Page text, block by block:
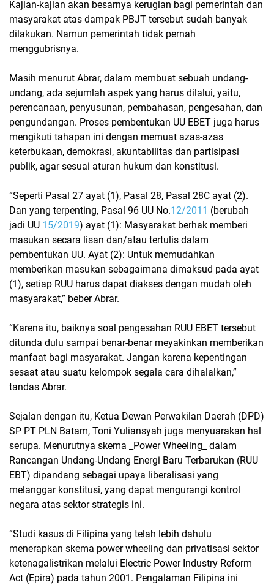
Kajian-kajian akan besarnya kerugian bagi pemerintah dan
masyarakat atas dampak PBJT tersebut sudah banyak
dilakukan. Namun pemerintah tidak pernah
menggubrisnya.
Masih menurut Abrar, dalam membuat sebuah undang-
undang, ada sejumlah aspek yang harus dilalui, yaitu,
perencanaan, penyusunan, pembahasan, pengesahan, dan
pengundangan. Proses pembentukan UU EBET juga harus
mengikuti tahapan ini dengan memuat azas-azas
keterbukaan, demokrasi, akuntabilitas dan partisipasi
publik, agar sesuai aturan hukum dan konstitusi.
“Seperti Pasal 27 ayat (1), Pasal 28, Pasal 28C ayat (2).
Dan yang terpenting, Pasal 96 UU No.12/2011 (berubah
jadi UU 15/2019) ayat (1): Masyarakat berhak memberi
masukan secara lisan dan/atau tertulis dalam
pembentukan UU. Ayat (2): Untuk memudahkan
memberikan masukan sebagaimana dimaksud pada ayat
(1), setiap RUU harus dapat diakses dengan mudah oleh
masyarakat,” beber Abrar.
“Karena itu, baiknya soal pengesahan RUU EBET tersebut
ditunda dulu sampai benar-benar meyakinkan memberikan
manfaat bagi masyarakat. Jangan karena kepentingan
sesaat atau suatu kelompok segala cara dihalalkan,”
tandas Abrar.
Sejalan dengan itu, Ketua Dewan Perwakilan Daerah (DPD)
SP PT PLN Batam, Toni Yuliansyah juga menyuarakan hal
serupa. Menurutnya skema _Power Wheeling_ dalam
Rancangan Undang-Undang Energi Baru Terbarukan (RUU
EBT) dipandang sebagai upaya liberalisasi yang
melanggar konstitusi, yang dapat mengurangi kontrol
negara atas sektor strategis ini.
“Studi kasus di Filipina yang telah lebih dahulu
menerapkan skema power wheeling dan privatisasi sektor
ketenagalistrikan melalui Electric Power Industry Reform
Act (Epira) pada tahun 2001. Pengalaman Filipina ini